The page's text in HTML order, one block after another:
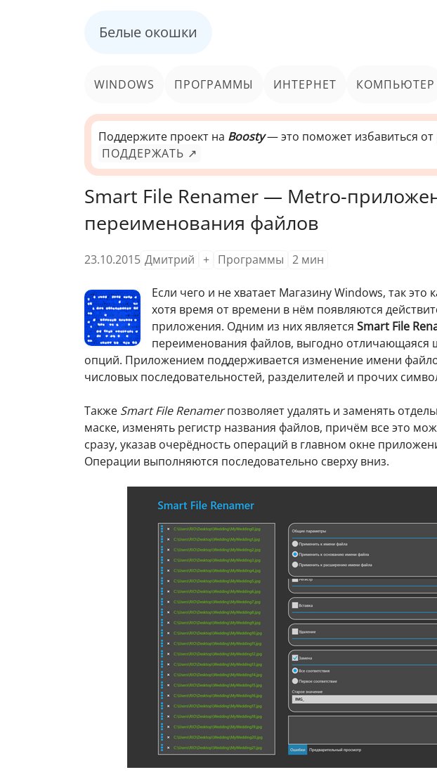
Белые окошки
WINDOWS ПРОГРАММЫ ИНТЕРНЕТ КОМПЬЮТЕР
Поддержите проект на Boosty— это поможет избавиться от
ПОДДЕРЖАТЬ ↗
Smart File Renamer — Metro-
переименования файлов
23.10.2015 Дмитрий + Программы 2 мин
Если чего и не хватает Магазину Windows, так
хотя время от времени в нём появляются
приложения. Одним из них является Smart File
переименования файлов, выгодно
опций. Приложением поддерживается изменение имени
числовых последовательностей, разделителей и прочих
Также Smart File Renamerпозволяет удалять и заменять
маске, изменять регистр названия файлов, причём все это
сразу, указав очерёдность операций в главном окне
Операции выполняются последовательно сверху вниз.